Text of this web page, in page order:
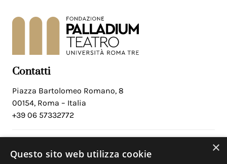
Contatti
Piazza Bartolomeo Romano, 8
00154, Roma – Italia
+39 06 57332772
×
Questo sito web utilizza cookie